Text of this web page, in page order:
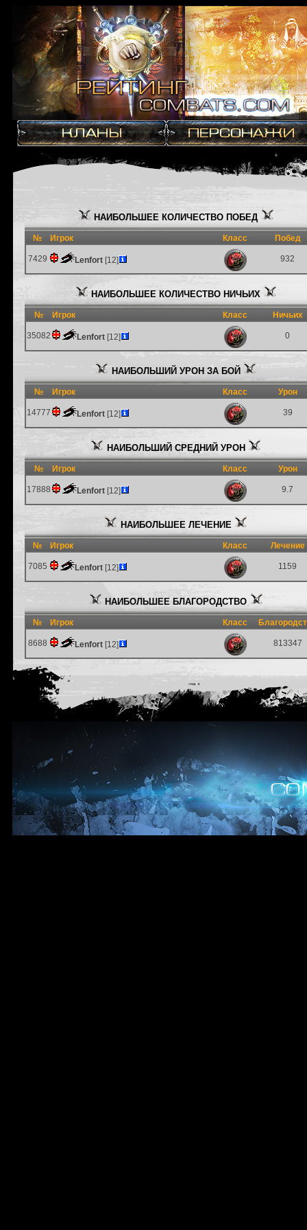
НАИБОЛЬШЕЕ КОЛИЧЕСТВО ПОБЕД
№ Игрок Класс Побед
7429 Lenfort [12] 932
НАИБОЛЬШЕЕ КОЛИЧЕСТВО НИЧЬИХ
№ Игрок Класс Ничьих
35082 Lenfort [12] 0
НАИБОЛЬШИЙ УРОН ЗА БОЙ
№ Игрок Класс Урон
14777 Lenfort [12] 39
НАИБОЛЬШИЙ СРЕДНИЙ УРОН
№ Игрок Класс Урон
17888 Lenfort [12] 9.7
НАИБОЛЬШЕЕ ЛЕЧЕНИЕ
№ Игрок Класс Лечение
7085 Lenfort [12] 1159
НАИБОЛЬШЕЕ БЛАГОРОДСТВО
№ Игрок Класс
8688 Lenfort [12] 813347